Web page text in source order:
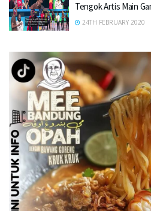
Tengok Artis Main
24TH FEBRUARY 2020